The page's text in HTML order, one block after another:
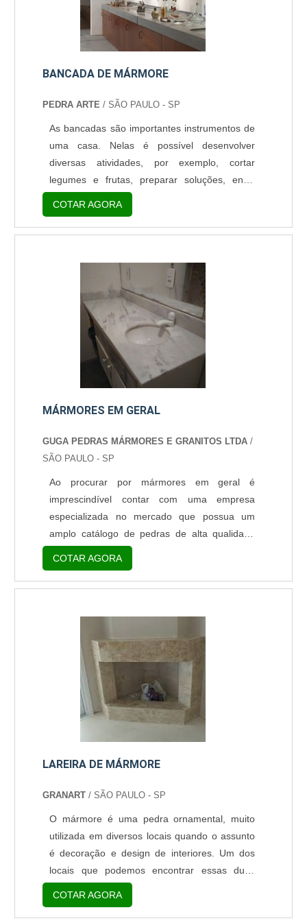
BANCADA DE MÁRMORE
PEDRA ARTE / SÃO PAULO - SP
As bancadas são importantes instrumentos de
uma casa. Nelas é possível desenvolver
diversas atividades, por exemplo, cortar
legumes e frutas, preparar soluções, entre
outras coisas. No entanto, ao escolher uma
bancada de mármore, é aconselhável tomar
alguns cuidados. A utilização do mármore O
calcário. Por conta do número de minerais
encontrados em sua composição, é possível
encontrá-lo em diferentes co....
COTAR AGORA
MÁRMORES EM GERAL
GUGA PEDRAS MÁRMORES E GRANITOS LTDA /
SÃO PAULO - SP
Ao procurar por mármores em geral é
imprescindível contar com uma empresa
especializada no mercado que possua um
amplo catálogo de pedras de alta qualidade
para seus clientes. Utilização dos mármores
em geral A pedra de mármore é uma rocha
natural metamórfica composta principalmente
característicos. É fundamental contar com uma
empresa de confiança que ofereça o mármore
ideal para cada tipo de apli....
COTAR AGORA
LAREIRA DE MÁRMORE
GRANART / SÃO PAULO - SP
O mármore é uma pedra ornamental, muito
utilizada em diversos locais quando o assunto
é decoração e design de interiores. Um dos
locais que podemos encontrar essas duas
pedras ornamentais é na lareira de uma
residência. A lareira de mármore ou granito
COTAR AGORA